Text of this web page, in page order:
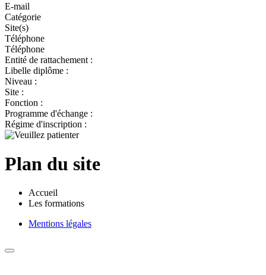
E-mail
Catégorie
Site(s)
Téléphone
Téléphone
Entité de rattachement :
Libelle diplôme :
Niveau :
Site :
Fonction :
Programme d'échange :
Régime d'inscription :
Plan du site
Accueil
Les formations
Mentions légales